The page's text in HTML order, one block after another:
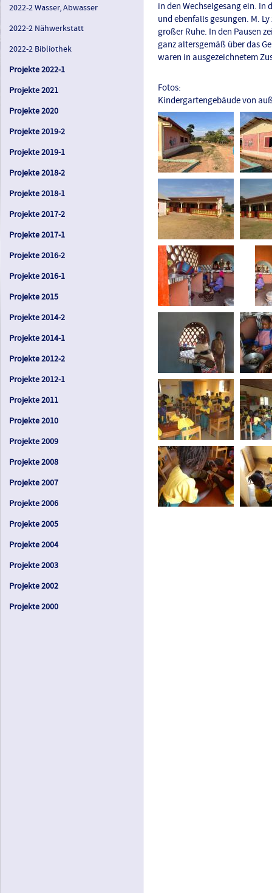
2022-2 Wasser, Abwasser
2022-2 Nähwerkstatt
2022-2 Bibliothek
Projekte 2022-1
Projekte 2021
Projekte 2020
Projekte 2019-2
Projekte 2019-1
Projekte 2018-2
Projekte 2018-1
Projekte 2017-2
Projekte 2017-1
Projekte 2016-2
Projekte 2016-1
Projekte 2015
Projekte 2014-2
Projekte 2014-1
Projekte 2012-2
Projekte 2012-1
Projekte 2011
Projekte 2010
Projekte 2009
Projekte 2008
Projekte 2007
Projekte 2006
Projekte 2005
Projekte 2004
Projekte 2003
Projekte 2002
Projekte 2000
in den Wechselgesang ein. In
und ebenfalls gesungen. M.
großer Ruhe. In den Pausen
ganz altersgemäß über das
waren in ausgezeichnetem
Fotos:
Kindergartengebäude von